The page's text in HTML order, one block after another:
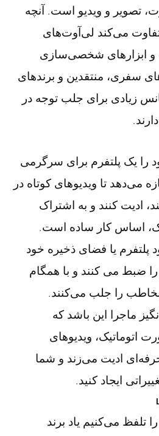
تصویر و ویدیو است. آنچه
می‌کند لی‌آوت‌های
و ابزارهای شخصی‌سازی
سفری، منتقدین و برندهای
زیادی برای جلب توجه در
را یک پلتفرم برای سرگرمی
می‌دهد تا ویدیوهای کوتاه در
کنند، ادیت کنند و به اشتراک
اساس کار ساده است.
پلتفرم یا فضای ذخیره خود
را ضبط می کنند و با همگام
را جلب می‌کنند.
ماجرا این باشد که
اتوماتیک، ویدیوهای
ادیت می‌زند و شما
ایجاد کنید.
وقتی نام لایکی Likee را تلفظ می‌کنیم یاد برند